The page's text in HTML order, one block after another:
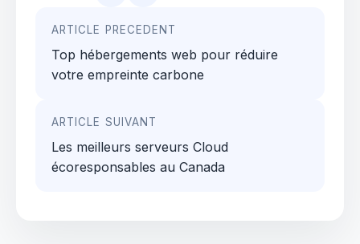
Navigation
de
l’article
ARTICLE PRECEDENT
Top hébergements web pour réduire
votre empreinte carbone
ARTICLE SUIVANT
Les meilleurs serveurs Cloud
écoresponsables au Canada